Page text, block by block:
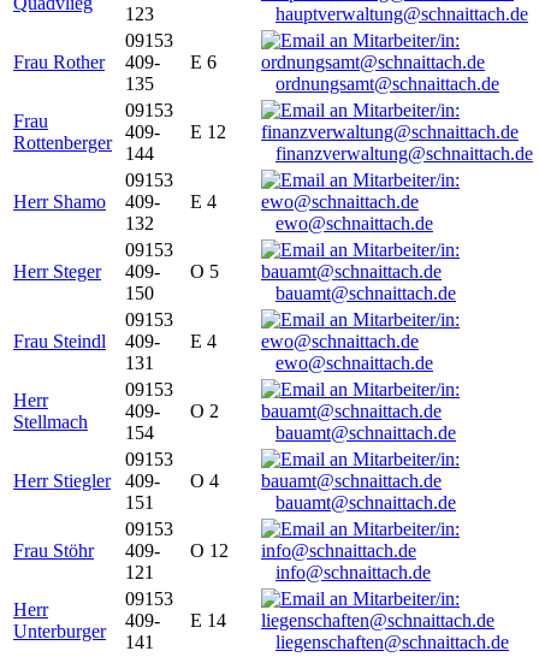
123
hauptverwaltung@schnaittach.de
Frau Rother
09153
409-
135
E 6
ordnungsamt@schnaittach.de
Frau
Rottenberger
09153
409-
144
E 12
finanzverwaltung@schnaittach.de
Herr Shamo
09153
409-
132
E 4
ewo@schnaittach.de
Herr Steger
09153
409-
150
O 5
bauamt@schnaittach.de
Frau Steindl
09153
409-
131
E 4
ewo@schnaittach.de
Herr
Stellmach
09153
409-
154
O 2
bauamt@schnaittach.de
Herr Stiegler
09153
409-
151
O 4
bauamt@schnaittach.de
Frau Stöhr
09153
409-
121
O 12
info@schnaittach.de
Herr
Unterburger
09153
409-
141
E 14
liegenschaften@schnaittach.de